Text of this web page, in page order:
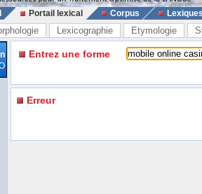
Portail lexical Corpus
Lexicographie Etymologie
Entrez une forme
Erreur